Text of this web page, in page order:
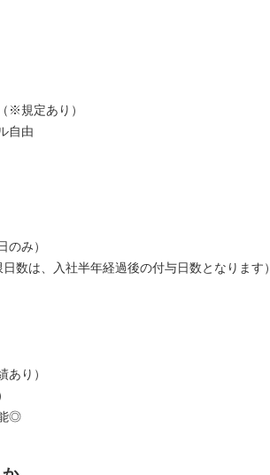
※規定あり）
自由
のみ）
数は、入社半年経過後の付与日数となります）
あり）
◎